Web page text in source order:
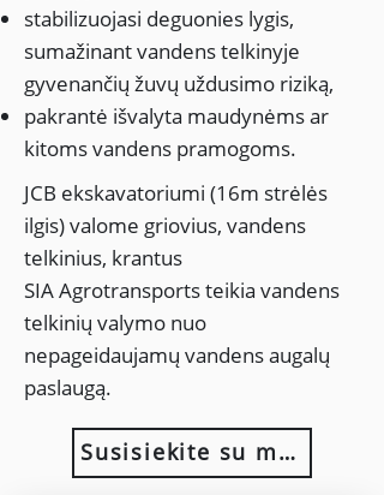
stabilizuojasi deguonies lygis,
sumažinant vandens telkinyje
gyvenančių žuvų uždusimo riziką,
pakrantė išvalyta maudynėms ar
kitoms vandens pramogoms.
JCB ekskavatoriumi (16m strėlės
ilgis) valome griovius, vandens
telkinius, krantus
SIA Agrotransports teikia vandens
telkinių valymo nuo
nepageidaujamų vandens augalų
paslaugą.
Susisiekite su mumis